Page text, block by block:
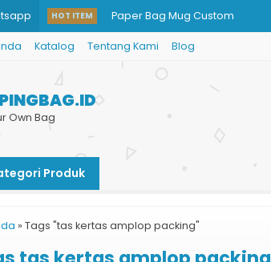
HOT ITEM Paper Bag Mug Custom
Paper Bag Coklat Custom
Tas Kertas Toko Batik
Paper Bag Murah Printing Offset
Harga Cetak Paper Bag
Katalog Tentang Kami Blog
Own Bag
Produk
» Tags "tas kertas amplop packing"